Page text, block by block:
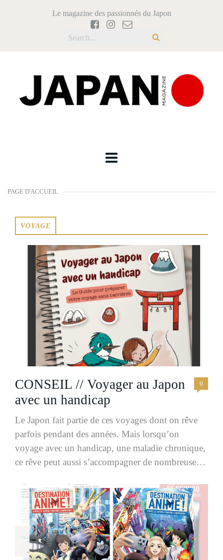
Le magazine des passionnés du Japon
PAGE D'ACCUEIL
VOYAGE
0
CONSEIL // Voyager au Japon
avec un handicap
Le Japon fait partie de ces voyages dont on rêve
parfois pendant des années. Mais lorsqu’on
voyage avec un handicap, une maladie chronique,
ce rêve peut aussi s’accompagner de nombreuses